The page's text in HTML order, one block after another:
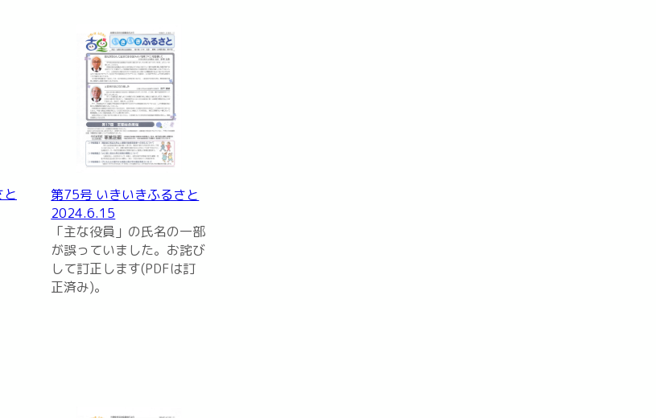
第75号 いきいきふるさと
2024.6.15
「主な役員」の氏名の一部
が誤っていました。お詫び
して訂正します(PDFは訂
正済み)。